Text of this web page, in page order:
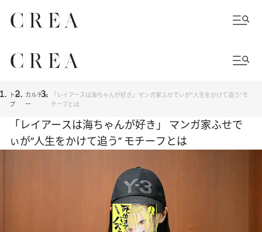
トッ
プ
カルチャ
ー
「レイアースは海ちゃんが好き」マンガ家ふせでぃが“人生をかけて追う”モ
チーフとは
「レイアースは海ちゃんが好き」 マンガ家ふせで
ぃが“人生をかけて追う” モチーフとは